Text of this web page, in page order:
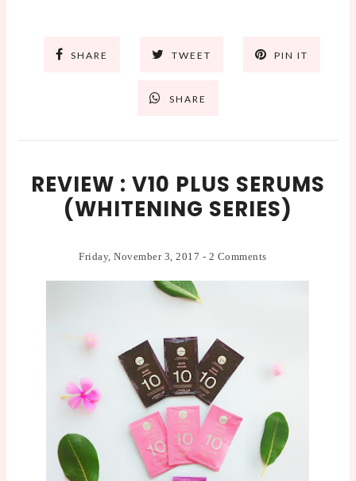
SHARE TWEET PIN IT
SHARE
REVIEW : V10 PLUS SERUMS
(WHITENING SERIES)
Friday, November 3, 2017 - 2 Comments